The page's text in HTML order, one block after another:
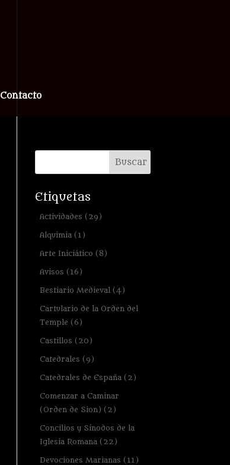
Contacto
Etiquetas
Actividades (29)
Alquimia (1)
Arte Iniciático (8)
Avisos (16)
Bestiario Medieval (4)
Cartulario de la Orden del
Temple (6)
Castillos (20)
Catedrales (9)
Catedrales de España (2)
Comenzar a Caminar
(Orden de Sion) (2)
Concilios y Sínodos de la
Iglesia Romana (22)
Devociones Marianas (11)